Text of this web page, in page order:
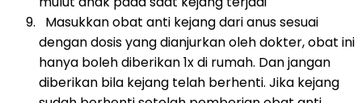
Masukkan obat anti kejang dari anus sesuai
dengan dosis yang dianjurkan oleh dokter, obat ini
hanya boleh diberikan 1x di rumah. Dan jangan
diberikan bila kejang telah berhenti. Jika kejang